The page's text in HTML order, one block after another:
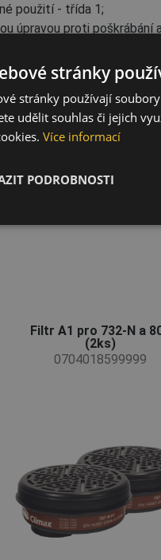
použití - třída 1;
úpravou proti poškrábání
kompatibilní s Climax
postroj s pěti kotevními
samostatně podle
bajonet; filtry: 757-N;
faktor (NPF): 1000;
Filtr A1 pro 732-N a
(2ks)
0704018599999
stránky
stránky používají
udělit souhlas či jejich
Více informací
PODROBNOSTI